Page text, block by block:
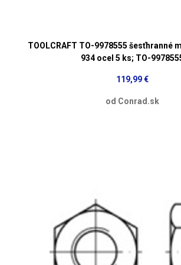
TOOLCRAFT TO-9978555 šesťhranné
934 ocel 5 ks; TO-
119,99 €
od Conrad.sk